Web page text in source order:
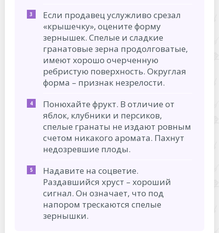
Если продавец услужливо срезал
«крышечку», оцените форму
зернышек. Спелые и сладкие
гранатовые зерна продолговатые,
имеют хорошо очерченную
ребристую поверхность. Округлая
форма – признак незрелости.
Понюхайте фрукт. В отличие от
яблок, клубники и персиков,
спелые гранаты не издают ровным
счетом никакого аромата. Пахнут
недозревшие плоды.
Надавите на соцветие.
Раздавшийся хруст – хороший
сигнал. Он означает, что под
напором трескаются спелые
зернышки.